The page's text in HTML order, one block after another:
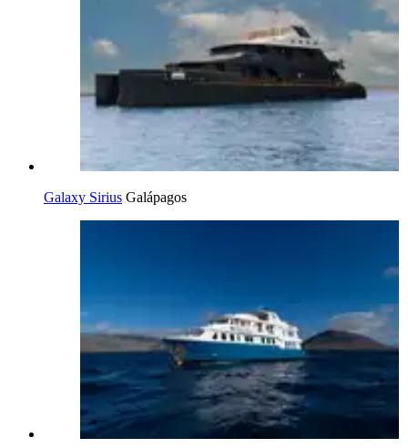
Galaxy Sirius Galápagos